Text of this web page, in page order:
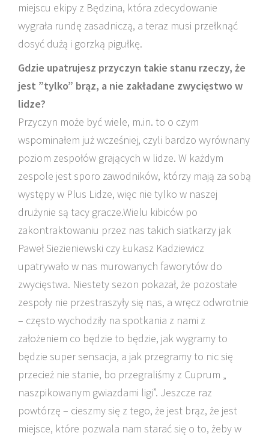
miejscu ekipy z Będzina, która zdecydowanie
wygrała rundę zasadniczą, a teraz musi przełknąć
dosyć dużą i gorzką pigułkę.
Gdzie upatrujesz przyczyn takie stanu rzeczy, że
jest ”tylko” brąz, a nie zakładane zwycięstwo w
lidze?
Przyczyn może być wiele, m.in. to o czym
wspominałem już wcześniej, czyli bardzo wyrównany
poziom zespołów grających w lidze. W każdym
zespole jest sporo zawodników, którzy mają za sobą
występy w Plus Lidze, więc nie tylko w naszej
drużynie są tacy gracze.Wielu kibiców po
zakontraktowaniu przez nas takich siatkarzy jak
Paweł Siezieniewski czy Łukasz Kadziewicz
upatrywało w nas murowanych faworytów do
zwycięstwa. Niestety sezon pokazał, że pozostałe
zespoły nie przestraszyły się nas, a wręcz odwrotnie
– często wychodziły na spotkania z nami z
założeniem co będzie to będzie, jak wygramy to
będzie super sensacja, a jak przegramy to nic się
przecież nie stanie, bo przegraliśmy z Cuprum „
naszpikowanym gwiazdami ligi”. Jeszcze raz
powtórzę – cieszmy się z tego, że jest brąz, że jest
miejsce, które pozwala nam starać się o to, żeby w